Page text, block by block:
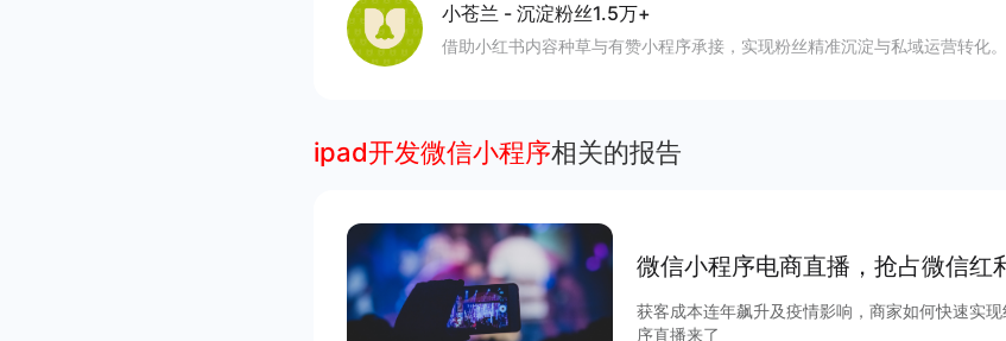
小苍兰 - 沉淀粉丝1.5万+
借助小红书内容种草与有赞小程序承接，实现粉丝精准沉淀与私域运营转化。
ipad开发微信小程序相关的报告
微信小程序电商直播，抢占微信红
获客成本连年飙升及疫情影响，商家如何快速实
序直播来了